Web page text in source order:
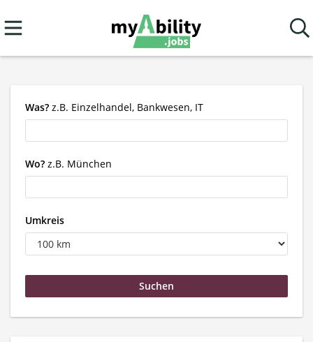
Was? z.B. Einzelhandel, Bankwesen, IT
Wo? z.B. München
Umkreis